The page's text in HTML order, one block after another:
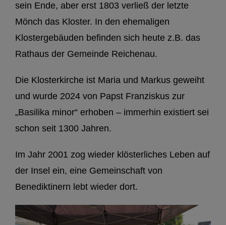
sein Ende, aber erst 1803 verließ der letzte
Mönch das Kloster. In den ehemaligen
Klostergebäuden befinden sich heute z.B. das
Rathaus der Gemeinde Reichenau.
Die Klosterkirche ist Maria und Markus geweiht
und wurde 2024 von Papst Franziskus zur
„Basilika minor“ erhoben – immerhin existiert sei
schon seit 1300 Jahren.
Im Jahr 2001 zog wieder klösterliches Leben auf
der Insel ein, eine Gemeinschaft von
Benediktinern lebt wieder dort.